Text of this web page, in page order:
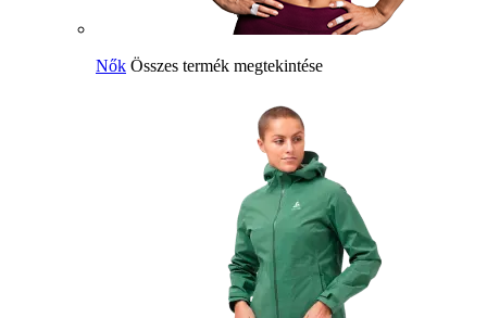
Nők Összes termék megtekintése